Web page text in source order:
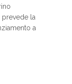
prevede la
a